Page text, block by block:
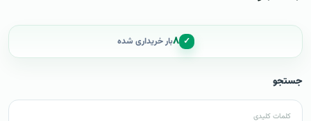
✓ ۸بار خریداری شده
جستجو